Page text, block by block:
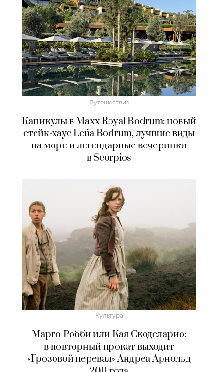
Путешествие
Каникулы в Maxx Royal Bodrum: новый
стейк-хаус Leña Bodrum, лучшие виды
на море и легендарные вечеринки
в Scorpios
Культура
Марго Робби или Кая Скоделарио:
в повторный прокат выходит
«Грозовой перевал» Андреа Арнольд